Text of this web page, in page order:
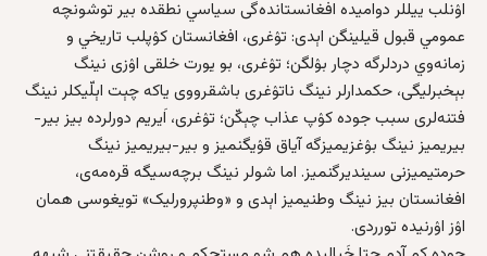
اۉنلب ییللر دوامیده‌ افغانستانده‌گی سیاسي نطقده بیر توشونچه‌
عمومي قبول قیلینگن اېدی: تۉغری، افغانستان کۉپلب تاریخي و
زمانه‌وي دردلرگه دچار بۉلگن؛ تۉغری، بو یورت خلقی اۉزی نینگ
بېخبرلیگی، حکمدارلر نینگ ناتۉغری باشقرووی یاکه چېت اېلّیکلر نینگ
فتنه‌لری سبب جوده‌ کۉپ عذاب چېکّن؛ تۉغری، اَیریم دورلرده بیز بیر-
بیریمیز نینگ بۉغزیمیزگه آیاق قۉیگنمیز و بیر-بیریمیز نینگ
حرمتیمیزنی سیندیرگنمیز. اما شولر نینگ برچه‌سیگه قره‌مه‌ی،
افغانستان بیز نینگ وطنیمیز اېدی و «وطنپرورلیک» تویغوسی همان
اۉز اۉرنیده تورردی.